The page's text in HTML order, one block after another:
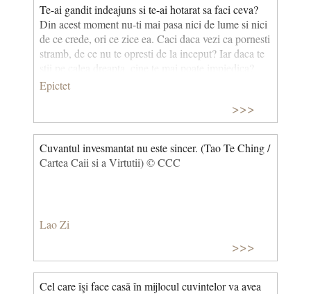
Te-ai gandit indeajuns si te-ai hotarat sa faci ceva?
Din acest moment nu-ti mai pasa nici de lume si nici
de ce crede, ori ce zice ea. Caci daca vezi ca pornesti
stramb, de ce nu te opresti de la inceput? Iar daca te
Epictet
>>>
Cuvantul invesmantat nu este sincer. (Tao Te Ching /
Cartea Caii si a Virtutii) © CCC
Lao Zi
>>>
Cel care îşi face casă în mijlocul cuvintelor va avea